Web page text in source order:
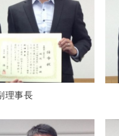
理事長